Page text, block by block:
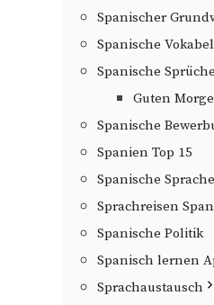
Spanischer
Spanische
Spanische Sprüche
Guten
Spanische
Spanien Top 15
Spanische Sprache
Sprachreisen
Spanische Politik
Spanisch lernen
Sprachaustausch